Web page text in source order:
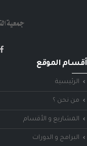
أقسام الموقع
الرئيسية
من نحن ؟
المشاريع و الأقسام
البرامج و الدورات